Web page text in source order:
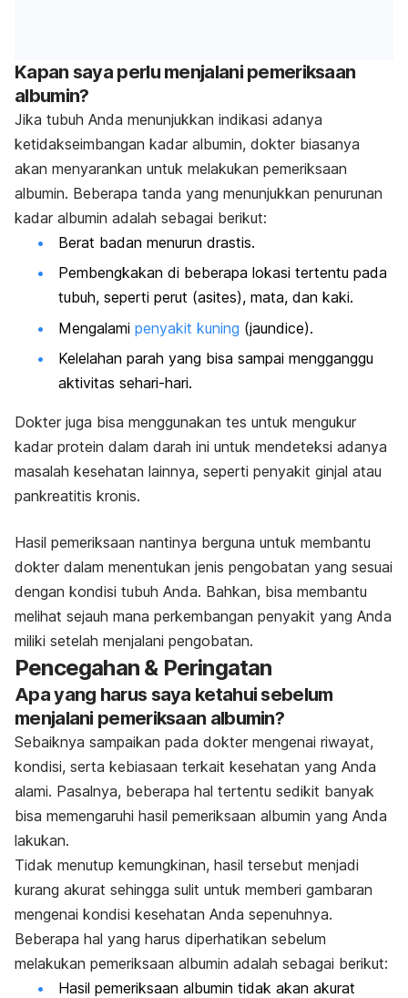
Kapan saya perlu menjalani pemeriksaan
albumin?
Jika tubuh Anda menunjukkan indikasi adanya
ketidakseimbangan kadar albumin, dokter biasanya
akan menyarankan untuk melakukan pemeriksaan
albumin. Beberapa tanda yang menunjukkan penurunan
kadar albumin adalah sebagai berikut:
Berat badan menurun drastis.
Pembengkakan di beberapa lokasi tertentu pada
tubuh, seperti perut (asites), mata, dan kaki.
Mengalami penyakit kuning (jaundice).
Kelelahan parah yang bisa sampai mengganggu
aktivitas sehari-hari.
Dokter juga bisa menggunakan tes untuk mengukur
kadar protein dalam darah ini untuk mendeteksi adanya
masalah kesehatan lainnya, seperti penyakit ginjal atau
pankreatitis kronis.
Hasil pemeriksaan nantinya berguna untuk membantu
dokter dalam menentukan jenis pengobatan yang sesuai
dengan kondisi tubuh Anda. Bahkan, bisa membantu
melihat sejauh mana perkembangan penyakit yang Anda
miliki setelah menjalani pengobatan.
Pencegahan & Peringatan
Apa yang harus saya ketahui sebelum
menjalani pemeriksaan albumin?
Sebaiknya sampaikan pada dokter mengenai riwayat,
kondisi, serta kebiasaan terkait kesehatan yang Anda
alami. Pasalnya, beberapa hal tertentu sedikit banyak
bisa memengaruhi hasil pemeriksaan albumin yang Anda
lakukan.
Tidak menutup kemungkinan, hasil tersebut menjadi
kurang akurat sehingga sulit untuk memberi gambaran
mengenai kondisi kesehatan Anda sepenuhnya.
Beberapa hal yang harus diperhatikan sebelum
melakukan pemeriksaan albumin adalah sebagai berikut:
Hasil pemeriksaan albumin tidak akan akurat